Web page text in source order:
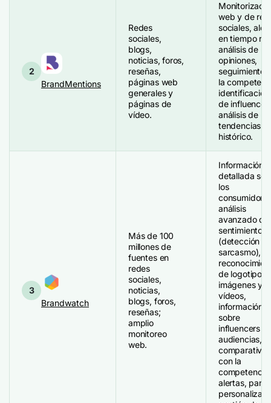
2
BrandMentions
Redes
sociales,
blogs,
noticias, foros,
reseñas,
páginas web
generales y
páginas de
vídeo.
web y de
sociales,
en tiempo
análisis de
opiniones,
seguimiento
la
identificación
de
análisis de
tendencias e
histórico.
3
Brandwatch
Más de 100
millones de
fuentes en
redes
sociales,
noticias,
blogs, foros,
reseñas;
amplio
monitoreo
web.
Información
detallada
los
análisis
avanzado del
sentimiento
(detección
sarcasmo),
de logotipos
imágenes y
vídeos,
información
sobre
influencers y
audiencias,
comparativas
con la
competencia,
alertas,